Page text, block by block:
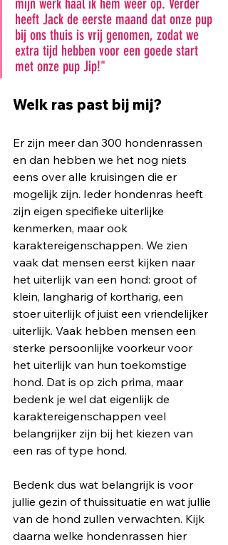
mijn werk haal ik hem weer op. Verder
heeft Jack de eerste maand dat onze pup
bij ons thuis is vrij genomen, zodat we
extra tijd hebben voor een goede start
met onze pup Jip!"
Welk ras past bij mij?
Er zijn meer dan 300 hondenrassen
en dan hebben we het nog niets
eens over alle kruisingen die er
mogelijk zijn. Ieder hondenras heeft
zijn eigen specifieke uiterlijke
kenmerken, maar ook
karaktereigenschappen. We zien
vaak dat mensen eerst kijken naar
het uiterlijk van een hond: groot of
klein, langharig of kortharig, een
stoer uiterlijk of juist een vriendelijker
uiterlijk. Vaak hebben mensen een
sterke persoonlijke voorkeur voor
het uiterlijk van hun toekomstige
hond. Dat is op zich prima, maar
bedenk je wel dat eigenlijk de
karaktereigenschappen veel
belangrijker zijn bij het kiezen van
een ras of type hond.
Bedenk dus wat belangrijk is voor
jullie gezin of thuissituatie en wat jullie
van de hond zullen verwachten. Kijk
daarna welke hondenrassen hier